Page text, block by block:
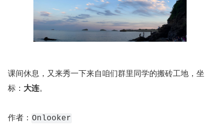
课间休息，又来秀一下来自咱们群里同学的搬砖工地，坐
标： 大连。
作者： Onlooker